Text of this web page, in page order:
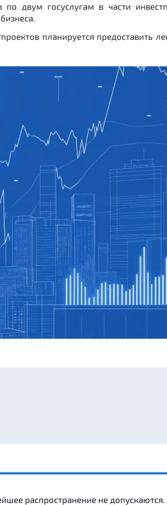
по двум госуслугам в части
планируется предоставить
распространение не допускаются.